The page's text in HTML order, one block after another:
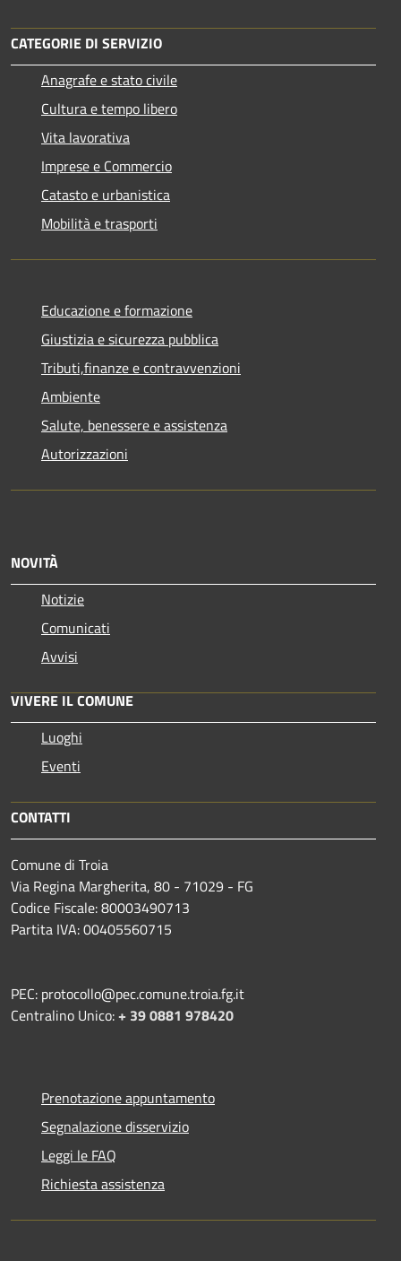
CATEGORIE DI SERVIZIO
Anagrafe e stato civile
Cultura e tempo libero
Vita lavorativa
Imprese e Commercio
Catasto e urbanistica
Mobilità e trasporti
Educazione e formazione
Giustizia e sicurezza pubblica
Tributi,finanze e contravvenzioni
Ambiente
Salute, benessere e assistenza
Autorizzazioni
NOVITÀ
Notizie
Comunicati
Avvisi
VIVERE IL COMUNE
Luoghi
Eventi
CONTATTI
Comune di Troia
Via Regina Margherita, 80 - 71029 - FG
Codice Fiscale: 80003490713
Partita IVA: 00405560715
PEC: protocollo@pec.comune.troia.fg.it
Centralino Unico:+ 39 0881 978420
Prenotazione appuntamento
Segnalazione disservizio
Leggi le FAQ
Richiesta assistenza